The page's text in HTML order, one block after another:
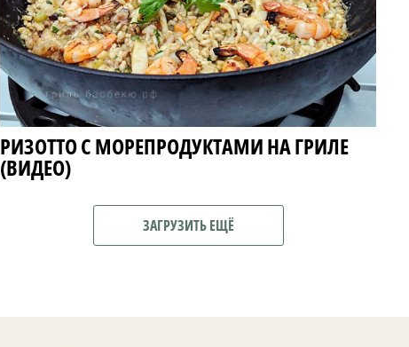
РИЗОТТО С МОРЕПРОДУКТАМИ НА ГРИЛЕ
(ВИДЕО)
ЗАГРУЗИТЬ ЕЩЁ